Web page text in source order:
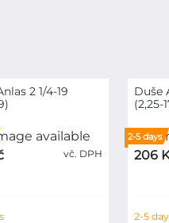
2 1/4-19
vč. DPH
Duše
(2,25-
2-5 days
206
2-5